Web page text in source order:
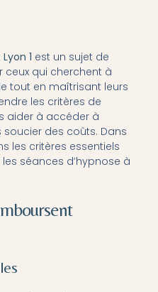
1 est un sujet de
ceux qui cherchent à
tout en maîtrisant leurs
les critères de
aider à accéder à
soucier des coûts. Dans
les critères essentiels
séances d’hypnose à